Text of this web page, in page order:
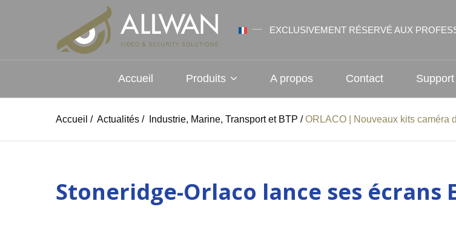
EXCLUSIVEMENT RÉSERVÉ AUX
Accueil Produits A propos Contact Support
Accueil / Actualités / Industrie, Marine, Transport et BTP / ORLACO | Nouveaux kits caméra
Stoneridge-Orlaco lance ses